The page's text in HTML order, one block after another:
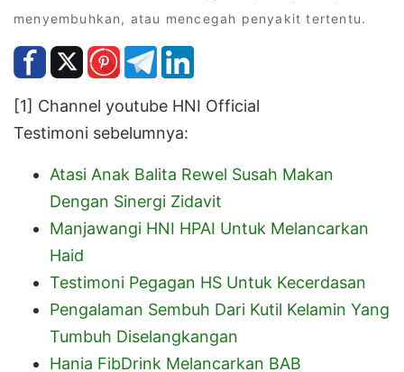
menyembuhkan, atau mencegah penyakit tertentu.
[1] Channel youtube HNI Official
Testimoni sebelumnya:
Atasi Anak Balita Rewel Susah Makan
Dengan Sinergi Zidavit
Manjawangi HNI HPAI Untuk Melancarkan
Haid
Testimoni Pegagan HS Untuk Kecerdasan
Pengalaman Sembuh Dari Kutil Kelamin Yang
Tumbuh Diselangkangan
Hania FibDrink Melancarkan BAB